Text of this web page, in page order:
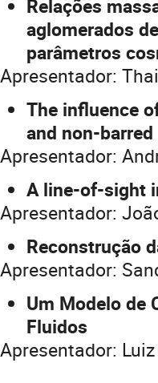
Relações
aglomerados
parâmetros
The influence
and non-
A line-of-sight
Reconstrução
Um Modelo de
Fluidos